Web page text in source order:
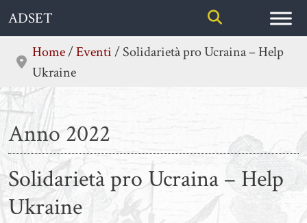
Skip
content
ADSET
Home/Eventi/Solidarietà pro Ucraina – Help
Ukraine
Anno 2022
Solidarietà pro Ucraina – Help
Ukraine